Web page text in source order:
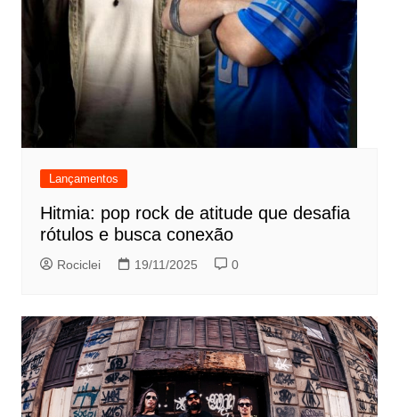
Lançamentos
Hitmia: pop rock de atitude que desafia
rótulos e busca conexão
Rociclei 19/11/2025 0